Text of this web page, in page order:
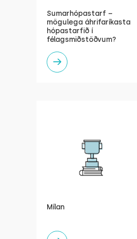
Sumarhópastarf –
mögulega áhrifaríkasta
hópastarfið í
félagsmiðstöðvum?
Mílan